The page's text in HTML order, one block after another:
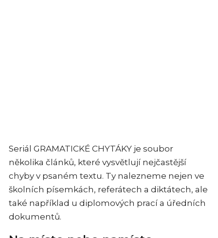
Seriál GRAMATICKÉ CHYTÁKY je soubor
několika článků, které vysvětlují nejčastější
chyby v psaném textu. Ty nalezneme nejen ve
školních písemkách, referátech a diktátech, ale
také například u diplomových prací a úředních
dokumentů.